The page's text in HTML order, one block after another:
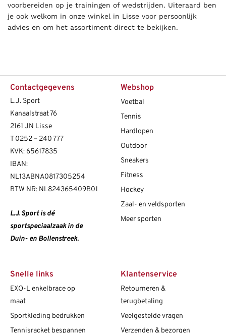
voorbereiden op je trainingen of wedstrijden. Uiteraard ben
je ook welkom in onze winkel in Lisse voor persoonlijk
advies en om het assortiment direct te bekijken.
Contactgegevens
L.J. Sport
Kanaalstraat 76
2161 JN Lisse
T0252 – 240 777
KVK: 65617835
IBAN:
NL13ABNA0817305254
BTW NR: NL824365409B01
L.J. Sport is dé
sportspeciaalzaak in de
Duin- en Bollenstreek.
Webshop
Voetbal
Tennis
Hardlopen
Outdoor
Sneakers
Fitness
Hockey
Zaal- en veldsporten
Meer sporten
Snelle links
EXO-L enkelbrace op
maat
Sportkleding bedrukken
Tennisracket bespannen
Klantenservice
Retourneren &
terugbetaling
Veelgestelde vragen
Verzenden & bezorgen